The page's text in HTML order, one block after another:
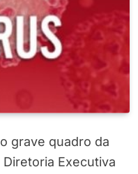
grave quadro da
Executiva